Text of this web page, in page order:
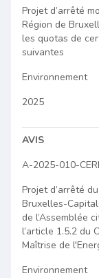
Projet d’arrêté
Région de
les quotas de
suivantes
Environnement
2025
Document PDF
AVIS
A-2025-010-
Projet d’arrêté
Bruxelles-
de l’Assemblée
l’article 1.5.2 du
Maîtrise de
Environnement